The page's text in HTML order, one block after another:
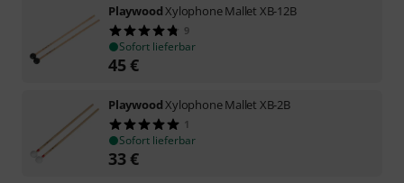
PlaywoodXylophone Mallet XB-12B
9
Sofort lieferbar
45€
PlaywoodXylophone Mallet XB-2B
1
Sofort lieferbar
33€